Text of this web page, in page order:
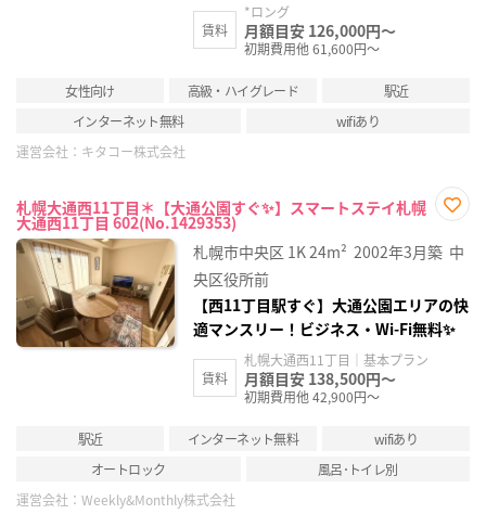
賃料
*ロング
月額目安 126,000円～
初期費用他 61,600円～
女性向け 高級・ハイグレード
駅近
インターネット無料
wifiあり
運営会社： キタコー株式会社
札幌大通西11丁目＊【大通公園すぐ✨】スマートステイ札幌
大通西11丁目 602(No.1429353)
に入
り登
札幌市中央区 1K24m² 2002年3月築 中
央区役所前
【西11丁目駅すぐ】大通公園エリアの快
適マンスリー！ビジネス・Wi-Fi無料✨
賃料
札幌大通西11丁目｜基本プラン
月額目安 138,500円～
初期費用他 42,900円～
駅近 インターネット無料
wifiあり
オートロック
風呂･トイレ別
運営会社： Weekly&Monthly株式会社